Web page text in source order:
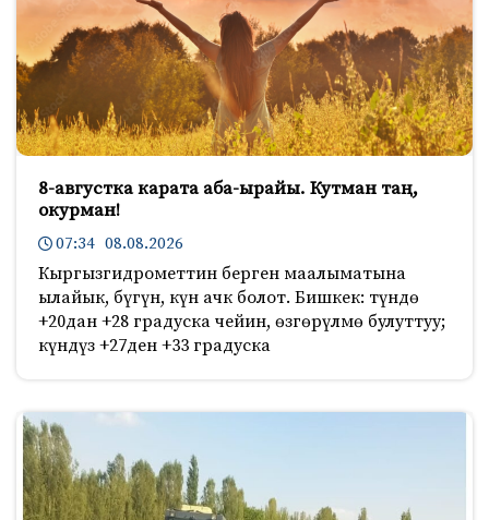
8-августка карата аба-ырайы. Кутман таң,
окурман!
07:34 08.08.2026
Кыргызгидрометтин берген маалыматына
ылайык, бүгүн, күн ачк болот. Бишкек: түндө
+20дан +28 градуска чейин, өзгөрүлмө булуттуу;
күндүз +27ден +33 градуска